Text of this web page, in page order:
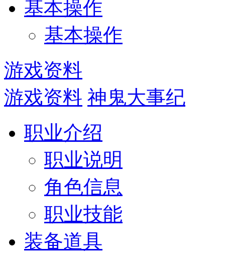
基本操作
基本操作
游戏资料
游戏资料 神鬼大事纪
职业介绍
职业说明
角色信息
职业技能
装备道具